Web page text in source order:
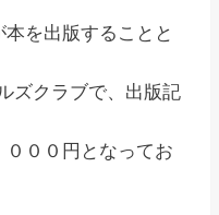
を出版することと
ズクラブで、出版記
００円となってお